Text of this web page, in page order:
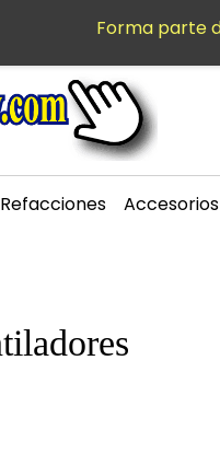
Refacciones Accesorios
Forma parte